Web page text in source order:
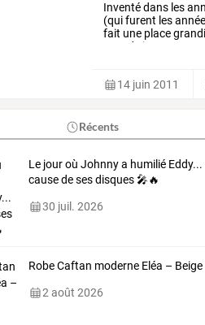
Inventédans les
(quifurent les
fait une place
de jeux
14 juin 2011
Récents
Le jour où Johnny a humilié Eddy...
cause de ses disques 🎤🔥
30 juil. 2026
Robe Caftan moderne Eléa – Beige
2 août 2026